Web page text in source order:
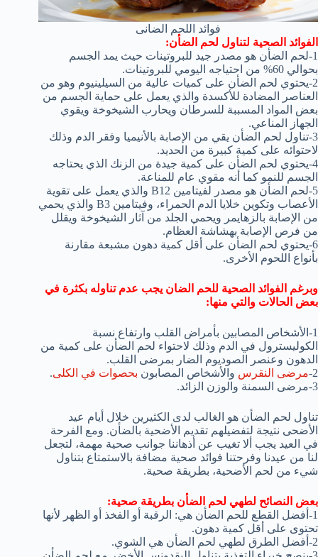
فوائد اللحم الضانى
الفوائد الصحية لتناول لحم الضأن:
1-لحم الضأن هو مصدر جيد للبروتينات حيث يمد الجسم
بحوالي 60% من احتياجه اليومي للبروتينات.
2-يحتوي لحم الضأن على كميات عالية من السيلينيوم وهو من
العناصر المضادة للأكسدة والذي يعمل على حماية الجسم من
بعض المواد المسببة للسرطان ويحارب الشيخوخة ويقوي
الجهاز المناعي.
3-تناول لحم الضأن يقي من الإصابة بالأنيميا وفقر الدم وذلك
لاحتوائه على كمية كبيرة من الحديد.
4-يحتوي لحم الضأن على كمية جيدة من الزنك الذي يحتاجه
الجسم للنمو كما أنه مقوي عام للمناعة.
5-لحم الضأن هو مصدر لفيتامين B12 والذي يعمل على تقوية
الأعصاب وتكوين خلايا الدم الحمراء، وفيتامين B3 والذي يحمي
من الإصابة بالزهايمر ويحمي الجلد من آثار الشيخوخة ويقلل
من فرص الإصابة بهشاشة العظام.
6-يحتوي لحم الضأن على أقل كمية دهون مشبعة مقارنة
بأنواع اللحوم الأخرى.
وبرغم الفوائد الصحية للحم الضان يجب عدم تناوله بكثرة في
بعض الحالات والتي منها:
1-الأشخاص المصابين بأمراض القلب وارتفاع نسبة
الكوليسترول في الدم وذلك لاحتواء لحم الضأن على كمية من
الدهون وعنصر الصوديوم الضار بمرضى القلب.
2- مرضى النقرس والأشخاص المصابون بحصوات في الكلى.
3-مرضى السمنة والوزن الزائد.
تناول لحم الضأن هو الغالب لدى الكثيرين خلال أيام عيد
الأضحى نتيجة لتفضيلهم تقديم الأضحية بالضأن. ومع الفرحة
في العيد يجب ألا تغيب عن أذهاننا جوانب صحية مهمة، لتجعل
لنا من عيدنا وفرحتنا فوائد صحية مضافة بالاستمتاع بتناول
شيء من لحم الأضحية، بطريقة صحية.
بعض النصائح لطهي لحم الضأن بطريقة صحية:
1-أفضل القطع للحم الضأن هي: الرقبة أو الفخذ أو الظهر لأنها
تحتوى على أقل كمية دهون.
2-أفضل الطرق لطهي لحم الضأن هي الشوي.